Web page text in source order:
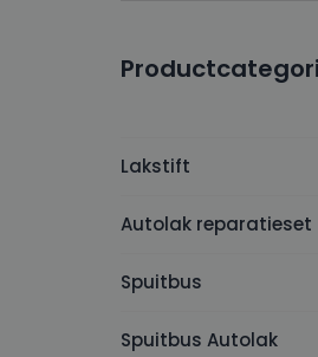
Lakstift
Autolak reparatieset
Spuitbus
Spuitbus Autolak